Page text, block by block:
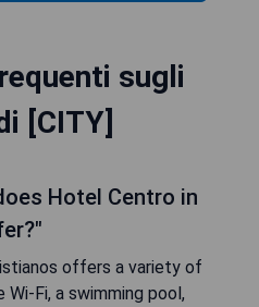
sugli
[CITY]
Hotel Centro in
offers a variety of
Fi, a swimming pool,